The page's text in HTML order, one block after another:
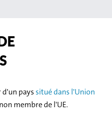
d'un pays situé dans l'Union
membre de l'UE.